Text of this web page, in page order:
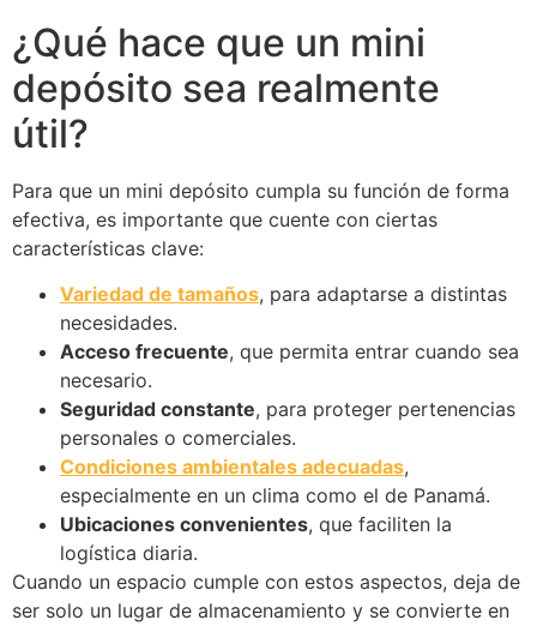
¿Qué hace que un mini
depósito sea realmente
útil?
Para que un mini depósito cumpla su función de forma
efectiva, es importante que cuente con ciertas
características clave:
Variedad de tamaños, para adaptarse a distintas
necesidades.
Acceso frecuente, que permita entrar cuando sea
necesario.
Seguridad constante, para proteger pertenencias
personales o comerciales.
Condiciones ambientales adecuadas,
especialmente en un clima como el de Panamá.
Ubicaciones convenientes, que faciliten la
logística diaria.
Cuando un espacio cumple con estos aspectos, deja de
ser solo un lugar de almacenamiento y se convierte en